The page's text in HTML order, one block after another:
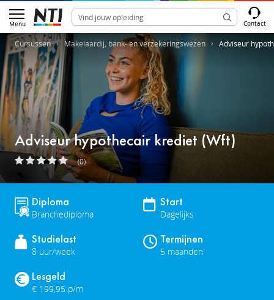
Menu Contact
Cursussen Makelaardij, bank- en verzekeringswezen Adviseur
Adviseur hypothecair krediet (Wft)
(0)
Diploma
Branchediploma
Start
Dagelijks
Studielast
8 uur/week
Termijnen
5 maanden
Lesgeld
€ 199,95 p/m